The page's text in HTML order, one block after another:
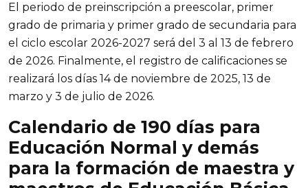
El periodo de preinscripción a preescolar, primer
grado de primaria y primer grado de secundaria para
el ciclo escolar 2026-2027 será del 3 al 13 de febrero
de 2026. Finalmente, el registro de calificaciones se
realizará los días 14 de noviembre de 2025, 13 de
marzo y 3 de julio de 2026.
Calendario de 190 días para
Educación Normal y demás
para la formación de maestra y